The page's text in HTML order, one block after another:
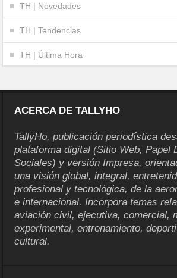
TH | Novedades
TH | Tendencias
TH | Última Hora
ACERCA DE TALLYHO
TallyHo, publicación periodística
plataforma digital (Sitio Web, Papel
Sociales) y versión Impresa,
una visión global, integral,
profesional y tecnológica, de la
e internacional. Incorpora temas
aviación civil, ejecutiva, comercial,
experimental, entrenamiento,
cultural.